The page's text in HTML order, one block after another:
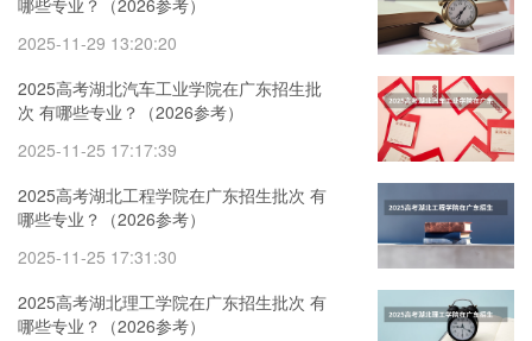
2025-11-29 13:20:20
2025高考湖北汽车工业学院在广东招生批
次 有哪些专业？（2026参考）
2025-11-25 17:17:39
2025高考湖北工程学院在广东招生批次 有
哪些专业？（2026参考）
2025-11-25 17:31:30
2025高考湖北理工学院在广东招生批次 有
哪些专业？（2026参考）